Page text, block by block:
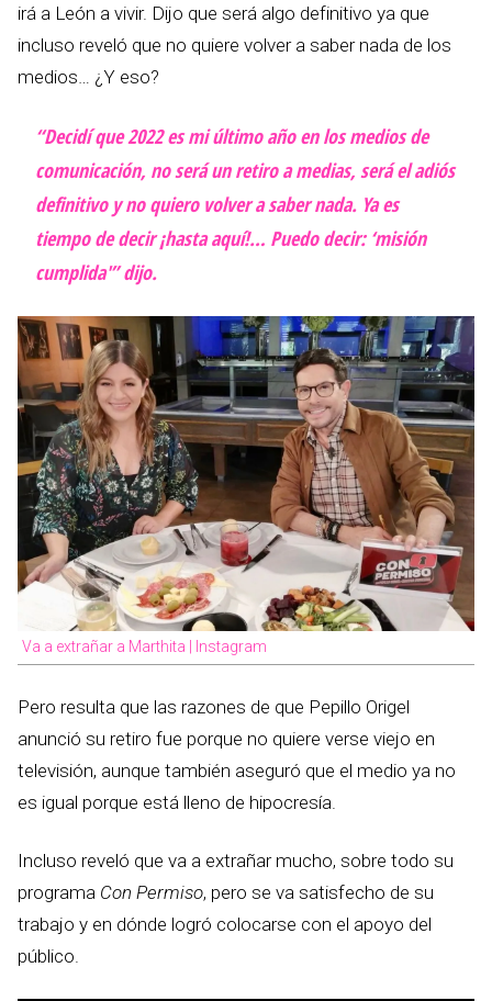
irá a León a vivir. Dijo que será algo definitivo ya que
incluso reveló que no quiere volver a saber nada de los
medios… ¿Y eso?
“Decidí que 2022 es mi último año en los medios de
comunicación, no será un retiro a medias, será el adiós
definitivo y no quiero volver a saber nada. Ya es
tiempo de decir ¡hasta aquí!… Puedo decir: ‘misión
cumplida'” dijo.
Va a extrañar a Marthita | Instagram
Pero resulta que las razones de que Pepillo Origel
anunció su retiro fue porque no quiere verse viejo en
televisión, aunque también aseguró que el medio ya no
es igual porque está lleno de hipocresía.
Incluso reveló que va a extrañar mucho, sobre todo su
programa Con Permiso, pero se va satisfecho de su
trabajo y en dónde logró colocarse con el apoyo del
público.